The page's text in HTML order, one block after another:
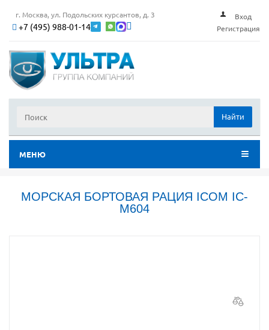
г. Москва, ул. Подольских курсантов, д. 3
+7 (495) 988-01-14
Вход
Регистрация
Найти
МЕНЮ
МОРСКАЯ БОРТОВАЯ РАЦИЯ ICOM IC-
M604